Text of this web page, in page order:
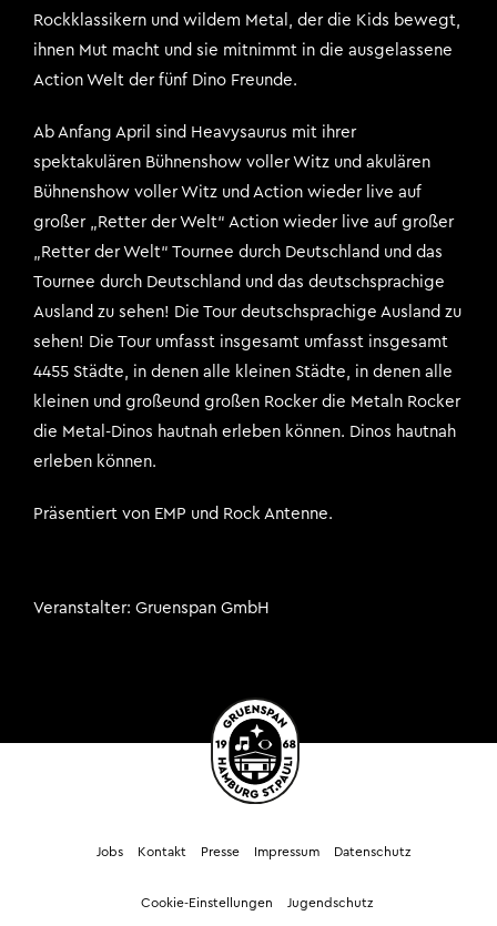
Rockklassikern und wildem Metal, der die Kids bewegt,
ihnen Mut macht und sie mitnimmt in die ausgelassene
Action Welt der fünf Dino Freunde.
Ab Anfang April sind Heavysaurus mit ihrer
spektakulären Bühnenshow voller Witz und akulären
Bühnenshow voller Witz und Action wieder live auf
großer „Retter der Welt“ Action wieder live auf großer
„Retter der Welt“ Tournee durch Deutschland und das
Tournee durch Deutschland und das deutschsprachige
Ausland zu sehen! Die Tour deutschsprachige Ausland zu
sehen! Die Tour umfasst insgesamt umfasst insgesamt
4455 Städte, in denen alle kleinen Städte, in denen alle
kleinen und großeund großen Rocker die Metaln Rocker
die Metal-Dinos hautnah erleben können. Dinos hautnah
erleben können.
Präsentiert von EMP und Rock Antenne.
Veranstalter Gruenspan GmbH
Jobs Kontakt Presse Impressum Datenschutz
Cookie-Einstellungen Jugendschutz